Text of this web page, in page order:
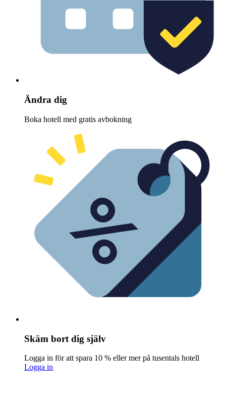
Ändra dig
Boka hotell med gratis avbokning
Skäm bort dig själv
Logga in för att spara 10 % eller mer på tusentals hotell
Logga in